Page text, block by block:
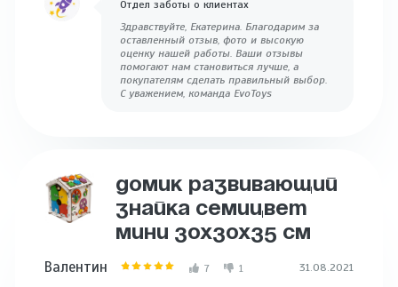
Отдел заботы о клиентах
Здравствуйте, Екатерина. Благодарим за
оставленный отзыв, фото и высокую
оценку нашей работы. Ваши отзывы
помогают нам становиться лучше, а
покупателям сделать правильный выбор.
С уважением, команда EvoToys
ДОМИК РАЗВИВАЮЩИЙ
ЗНАЙКА СЕМИЦВЕТ
МИНИ 30Х30Х35 СМ
Валентин 7 1 31.08.2021